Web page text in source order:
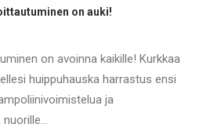
on auki!
on avoinna kaikille! Kurkkaa
huippuhauska harrastus ensi
ja
nuorille…